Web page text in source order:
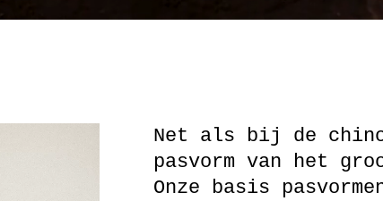
Net als bij de
pasvorm van het
Onze basis